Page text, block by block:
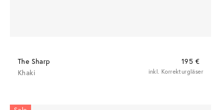
The Sharp
195 €
Khaki
inkl. Korrekturgläser